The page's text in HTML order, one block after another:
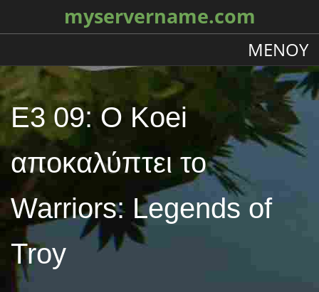
myservername.com
ΜΕΝΟΎ
E3 09: Ο Koei
αποκαλύπτει το
Warriors: Legends of
Troy